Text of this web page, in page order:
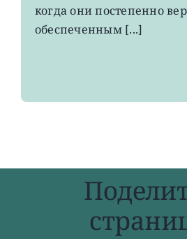
когда они постепенно
обеспеченным [...]